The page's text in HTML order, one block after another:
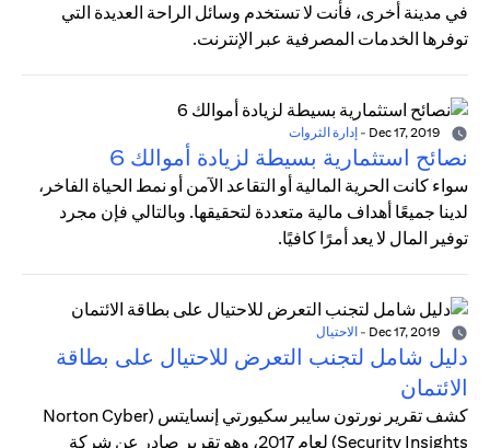
في مدينة أخرى، فأنت لا تستخدم وسائل الراحة العديدة التي
توفرها الخدمات المصرفية عبر الإنترنت.
- إدارة الثروات
نصائح استثمارية بسيطة لزيادة أموالك 6
سواء كانت الحرية المالية أو التقاعد الآمن أو نمط الحياة الفاخر،
لدينا جميعًا أهداف مالية متعددة لتحقيقها. وبالتالي فإن مجرد
توفير المال لا يعد أمرًا كافيًا.
- الاحتيال
دليل شامل لتجنب التعرض للاحتيال على بطاقة
الائتمان
كشف تقرير نورتون سايبر سكيورتي إنسايتس (Norton Cyber
Security Insights) لعام 2017، وهو تقرير صادر عن شركة